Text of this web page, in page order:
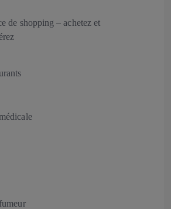
de shopping – achetez et